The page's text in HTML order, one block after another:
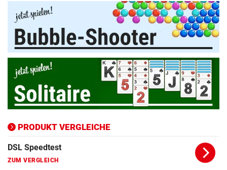
PRODUKT VERGLEICHE
Apple-iPad Vergleich
ZUM VERGLEICH
Apple-iPhone Vergleich
ZUM VERGLEICH
Apple Macbook Vergleich
ZUM VERGLEICH
Bluetooth Lautsprecher Vergleich
ZUM VERGLEICH
DSL Speedtest
ZUM VERGLEICH